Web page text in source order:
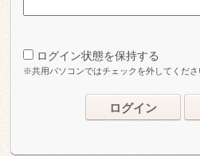
ログイン状態を保持する
※共用パソコンではチェックを外してくださ
ログイン